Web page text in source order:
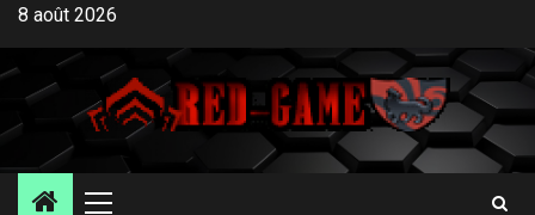
Aller
contenu
8 août 2026